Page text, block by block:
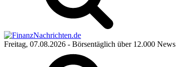
Freitag, 07.08.2026 - Börsentäglich über 12.000 News